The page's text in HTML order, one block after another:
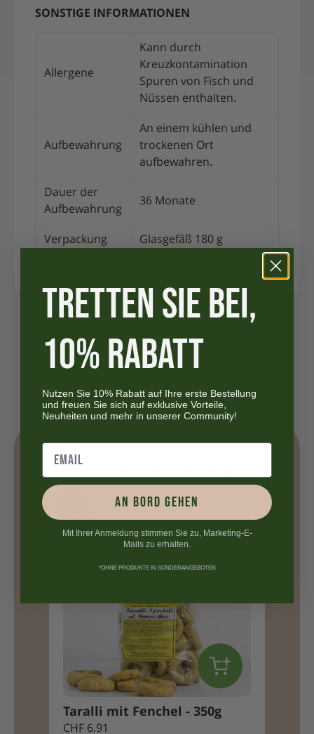
SONSTIGE INFORMATIONEN
Allergene
Kann durch
Kreuzkontamination
Spuren von Fisch und
Nüssen enthalten.
Aufbewahrung
An einem kühlen und
trockenen Ort
aufbewahren.
Dauer der
Aufbewahrung
36 Monate
Verpackung Glasgefäß 180 g
Sie werden auch mögen
Taralli mit Fenchel - 350g
CHF 6.91
TRETTEN SIE BEI,
10% RABATT
Nutzen Sie 10% Rabatt auf Ihre erste Bestellung
und freuen Sie sich auf exklusive Vorteile,
Neuheiten und mehr in unserer Community!
AN BORD GEHEN
Mit Ihrer Anmeldung stimmen Sie zu, Marketing-E-
Mails zu erhalten.
*OHNE PRODUKTE IN SONDERANGEBOTEN